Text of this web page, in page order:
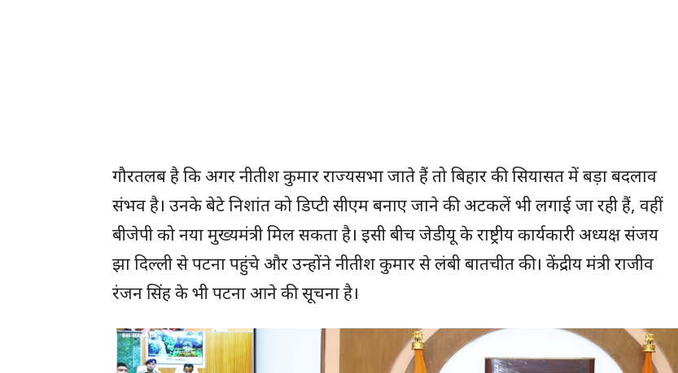
गौरतलब है कि अगर नीतीश कुमार राज्यसभा जाते हैं तो बिहार की सियासत में बड़ा बदलाव
संभव है। उनके बेटे निशांत को डिप्टी सीएम बनाए जाने की अटकलें भी लगाई जा रही हैं, वहीं
बीजेपी को नया मुख्यमंत्री मिल सकता है। इसी बीच जेडीयू के राष्ट्रीय कार्यकारी अध्यक्ष संजय
झा दिल्ली से पटना पहुंचे और उन्होंने नीतीश कुमार से लंबी बातचीत की। केंद्रीय मंत्री राजीव
रंजन सिंह के भी पटना आने की सूचना है।